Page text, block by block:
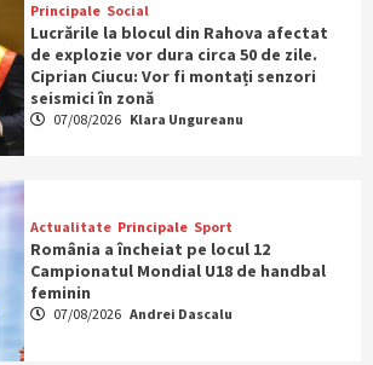
Principale Social
Lucrările la blocul din Rahova afectat
de explozie vor dura circa 50 de zile.
Ciprian Ciucu: Vor fi montați senzori
seismici în zonă
07/08/2026 Klara Ungureanu
Actualitate Principale Sport
România a încheiat pe locul 12
Campionatul Mondial U18 de handbal
feminin
07/08/2026 Andrei Dascalu